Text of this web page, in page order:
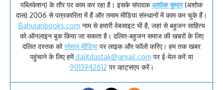
पब्लिकेशन) के तौर पर काम कर रहा है। इसके संपादक अशोक कुमार (अशोक
दास) 2006 से पत्रकारिता में हैं और तमाम मीडिया संस्थानों में काम कर चुके हैं।
Bahujanbooks.com नाम से हमारी वेबसाइट भी है, जहां से बहुजन साहित्य
को ऑनलाइन बुक किया जा सकता है। दलित-बहुजन समाज की खबरों के लिए
दलित दस्तक कोसोशल मीडियापर लाइक और फॉलो करिए। हम तक खबर
पहुंचाने के लिए हमेंdalitdastak@gmail.com पर ई-मेल करें या
9013942612 पर व्हाट्सएप करें।